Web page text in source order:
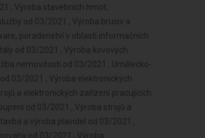
, Výroba stavebních hmot,
od 03/2021 , Výroba brusiv a
poradenství v oblasti informačních
od 03/2021 , Výroba kovových
nemovitostí od 03/2021 , Umělecko-
03/2021 , Výroba elektronických
a elektronických zařízení pracujících
od 03/2021 , Výroba strojů a
a výroba plavidel od 03/2021 ,
od 03/2021 , Výroba